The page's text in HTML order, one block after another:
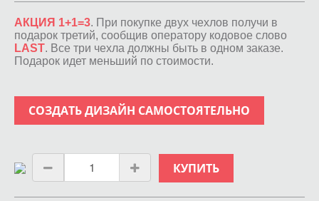
АКЦИЯ 1+1=3. При покупке двух чехлов получи в
подарок третий, сообщив оператору кодовое слово
LAST. Все три чехла должны быть в одном заказе.
Подарок идет меньший по стоимости.
СОЗДАТЬ ДИЗАЙН САМОСТОЯТЕЛЬНО
КУПИТЬ